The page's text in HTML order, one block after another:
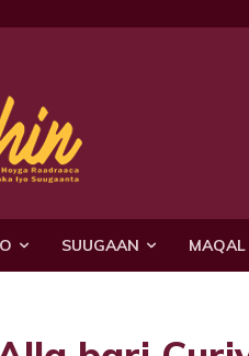
SUUGAAN